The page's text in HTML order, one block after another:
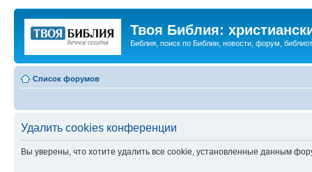
Твоя Библия:
Библия, поиск по Библии, новости, форум,
Список форумов
Удалить cookies конференции
Вы уверены, что хотите удалить все cookie, установленные данным